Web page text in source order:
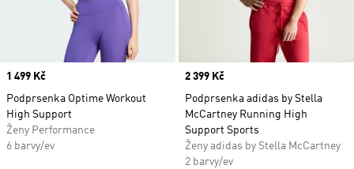
Price
1 499 Kč
Podprsenka Optime Workout
High Support
Ženy Performance
6 barvy/ev
Price
2 399 Kč
Podprsenka adidas by Stella
McCartney Running High
Support Sports
Ženy adidas by Stella McCartney
2 barvy/ev